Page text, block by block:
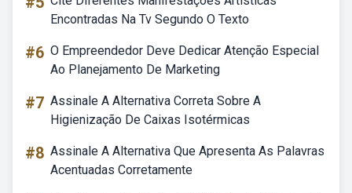
Encontradas Na Tv Segundo O Texto
#6 O Empreendedor Deve Dedicar Atenção Especial
Ao Planejamento De Marketing
#7 Assinale A Alternativa Correta Sobre A
Higienização De Caixas Isotérmicas
#8 Assinale A Alternativa Que Apresenta As Palavras
Acentuadas Corretamente